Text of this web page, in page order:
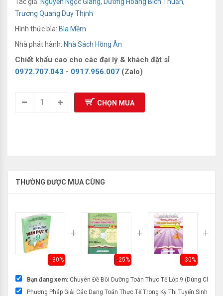
Sách Luyện Thi Olympic
Trương Quang Duy Thịnh
Hình thức bìa: Bìa Mềm
Nhà phát hành: Nhà Sách Hồng Ân
Chiết khấu cao cho các đại lý & khách đặt sỉ
0972.707.043 - 0917.956.007 (Zalo)
CHỌN MUA
THƯỜNG ĐƯỢC MUA CÙNG
- 30% - 25% - 30%
Bạn đang xem: Chuyên Đề Bồi Dưỡng Toán Thực Tế Lớp 9 (Dùng Chung
Phương Pháp Giải Các Dạng Toán Thực Tế Trong Kỳ Thi Tuyển Sinh Vào